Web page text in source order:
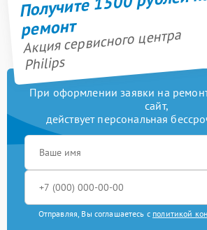
ремонт
Акция сервисного центра
Philips
При оформлении заявки на
сайт,
действует персональная
Отправляя, Вы соглашаетесь с политикой